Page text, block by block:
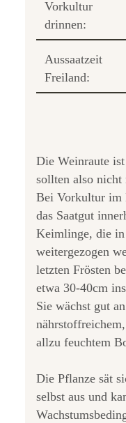
Vorkultur
drinnen:
Aussaatzeit
Freiland:
Die Weinraute
sollten also nicht
Bei Vorkultur im
das Saatgut
Keimlinge, die
weitergezogen
letzten Frösten
etwa 30-40cm
Sie wächst gut
allzu feuchtem
Die Pflanze sät
selbst aus und